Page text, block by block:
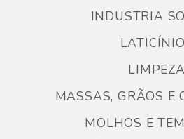
INDUSTRIA
LIMPEZA
MASSAS, GRÃOS E
MOLHOS E